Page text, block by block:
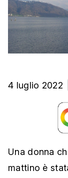
4 luglio 2022
Una donna
mattino è